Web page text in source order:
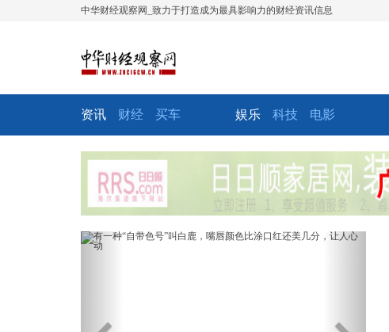
中华财经观察网_致力于打造成为最具影响力的财经资讯信息
资讯 财经 买车 娱乐 科技 电影
Previous Next